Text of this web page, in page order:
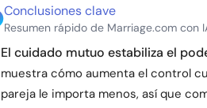
Conclusiones clave
Resumen rápido de Marriage.com con
El cuidado mutuo estabiliza el
muestra cómo aumenta el control
pareja le importa menos, así que